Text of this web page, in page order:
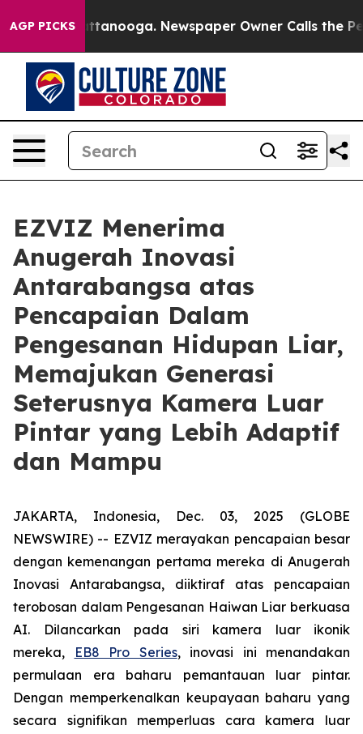
AGP PICKS
in Chattanooga. Newspaper Owner Calls the
EZVIZ Menerima
Anugerah Inovasi
Antarabangsa atas
Pencapaian Dalam
Pengesanan Hidupan Liar,
Memajukan Generasi
Seterusnya Kamera Luar
Pintar yang Lebih Adaptif
dan Mampu
JAKARTA, Indonesia, Dec. 03, 2025 (GLOBE
NEWSWIRE) -- EZVIZ merayakan pencapaian besar
dengan kemenangan pertama mereka di Anugerah
Inovasi Antarabangsa, diiktiraf atas pencapaian
terobosan dalam Pengesanan Haiwan Liar berkuasa
AI. Dilancarkan pada siri kamera luar ikonik
mereka,
EB8 Pro Series, inovasi ini menandakan
permulaan era baharu pemantauan luar pintar.
Dengan memperkenalkan keupayaan baharu yang
secara signifikan memperluas cara kamera luar